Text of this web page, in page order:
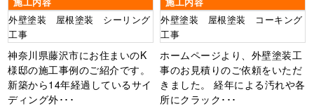
外壁塗装 屋根塗装 シーリング
工事
神奈川県藤沢市にお住まいのK
様邸の施工事例のご紹介です。
新築から14年経過しているサイ
ディング外･･･
外壁塗装 屋根塗装 コーキング
工事
ホームページより、外壁塗装工
事のお見積りのご依頼をいただ
きました。 経年による汚れや各
所にクラック･･･